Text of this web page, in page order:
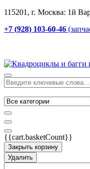
115201, г. Москва: 1й
+7 (928) 103-60-46
{{cart.basketCount}}
Закрыть корзину
Удалить